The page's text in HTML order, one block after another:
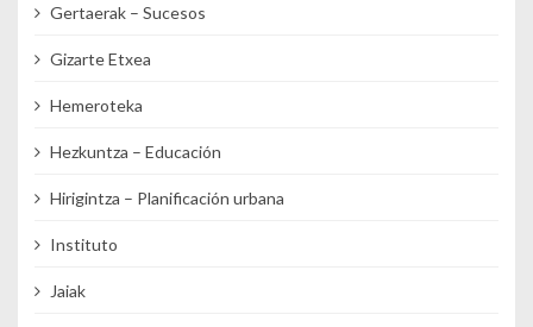
Gertaerak – Sucesos
Gizarte Etxea
Hemeroteka
Hezkuntza – Educación
Hirigintza – Planificación urbana
Instituto
Jaiak